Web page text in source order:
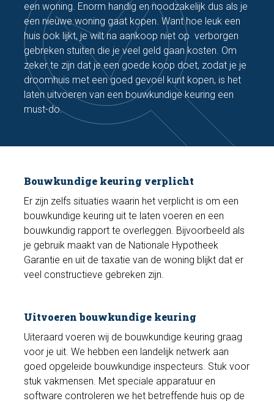
Bel nu
een woning. Enorm handig en noodzakelijk dus als je
een nieuwe woning gaat kopen. Want hoe leuk een
huis ook lijkt, je wilt na aankoop niet op verborgen
gebreken stuiten die je veel geld gaan kosten. Om
zeker te zijn dat je een goede koop doet, zodat je je
droomhuis met een goed gevoel kunt kopen, is het
laten uitvoeren van een bouwkundige keuring een
must-do.
Bouwkundige keuring verplicht
Er zijn zelfs situaties waarin het verplicht is om een
bouwkundige keuring uit te laten voeren en een
bouwkundig rapport te overleggen. Bijvoorbeeld als
je gebruik maakt van de Nationale Hypotheek
Garantie en uit de taxatie van de woning blijkt dat er
veel constructieve gebreken zijn.
Uitvoeren bouwkundige keuring
Uiteraard voeren wij de bouwkundige keuring graag
voor je uit. We hebben een landelijk netwerk aan
goed opgeleide bouwkundige inspecteurs. Stuk voor
stuk vakmensen. Met speciale apparatuur en
software controleren we het betreffende huis op de